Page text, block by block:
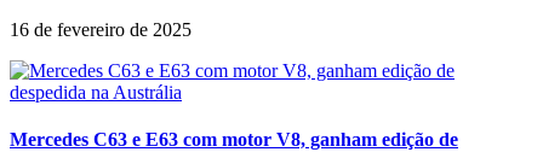
16 de fevereiro de 2025
Mercedes C63 e E63 com motor V8, ganham edição de